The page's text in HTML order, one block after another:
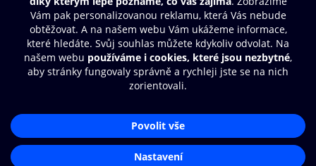
Další zábava
© O2 Czech Republic a.s.
Zásady zpracování osobních údajůAplikace O2 Knihovna
Čti a poslouchej své e-knihy a